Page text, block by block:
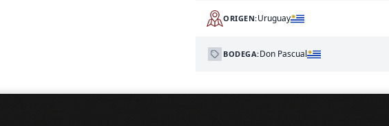
ORIGEN:Uruguay
BODEGA:Don Pascual